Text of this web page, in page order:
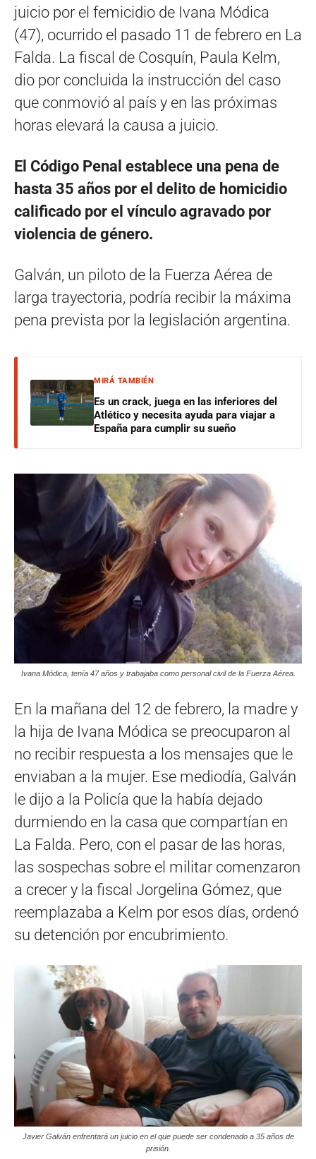
juicio por el femicidio de Ivana Módica
(47), ocurrido el pasado 11 de febrero en La
Falda. La fiscal de Cosquín, Paula Kelm,
dio por concluida la instrucción del caso
que conmovió al país y en las próximas
horas elevará la causa a juicio.
El Código Penal establece una pena de
hasta 35 años por el delito de homicidio
calificado por el vínculo agravado por
violencia de género.
Galván, un piloto de la Fuerza Aérea de
larga trayectoria, podría recibir la máxima
pena prevista por la legislación argentina.
MIRÁ TAMBIÉN
Es un crack, juega en las inferiores del
Atlético y necesita ayuda para viajar a
España para cumplir su sueño
Ivana Módica, tenía 47 años y trabajaba como personal civil de la Fuerza Aérea.
En la mañana del 12 de febrero, la madre y
la hija de Ivana Módica se preocuparon al
no recibir respuesta a los mensajes que le
enviaban a la mujer. Ese mediodía, Galván
le dijo a la Policía que la había dejado
durmiendo en la casa que compartían en
La Falda. Pero, con el pasar de las horas,
las sospechas sobre el militar comenzaron
a crecer y la fiscal Jorgelina Gómez, que
reemplazaba a Kelm por esos días, ordenó
su detención por encubrimiento.
Javier Galván enfrentará un juicio en el que puede ser condenado a 35 años de
prisión.